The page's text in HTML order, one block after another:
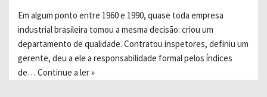
Em algum ponto entre 1960 e 1990, quase toda empresa
industrial brasileira tomou a mesma decisão: criou um
departamento de qualidade. Contratou inspetores, definiu um
gerente, deu a ele a responsabilidade formal pelos índices
de… Continue a ler »